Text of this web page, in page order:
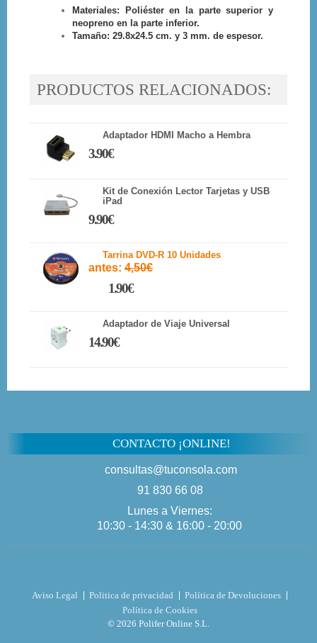
Materiales: Poliéster en la parte superior y
neopreno en la parte inferior.
Tamaño: 29.8x24.5 cm. y 3 mm. de espesor.
PRODUCTOS RELACIONADOS:
Adaptador HDMI Macho a Hembra
3.90€
Kit de Conexión Lector Tarjetas y USB
iPad
9.90€
Tarrina DVD-R 10 Unidades
antes: 4,50€
1.90€
Adaptador de Viaje Universal
14.90€
CONTACTO ¡ONLINE!
consultas@tuconsola.com
91 830 66 08
Lunes a Viernes:
10:30 - 14:30 & 16:00 - 20:00
Aviso Legal Politica de privacidad
Política de Devoluciones
Política de Cookies
© 2026 Polifer Online S.L.